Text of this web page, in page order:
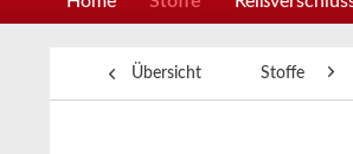
Übersicht Stoffe